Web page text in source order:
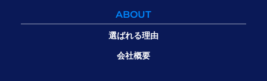
ABOUT
選ばれる理由
会社概要